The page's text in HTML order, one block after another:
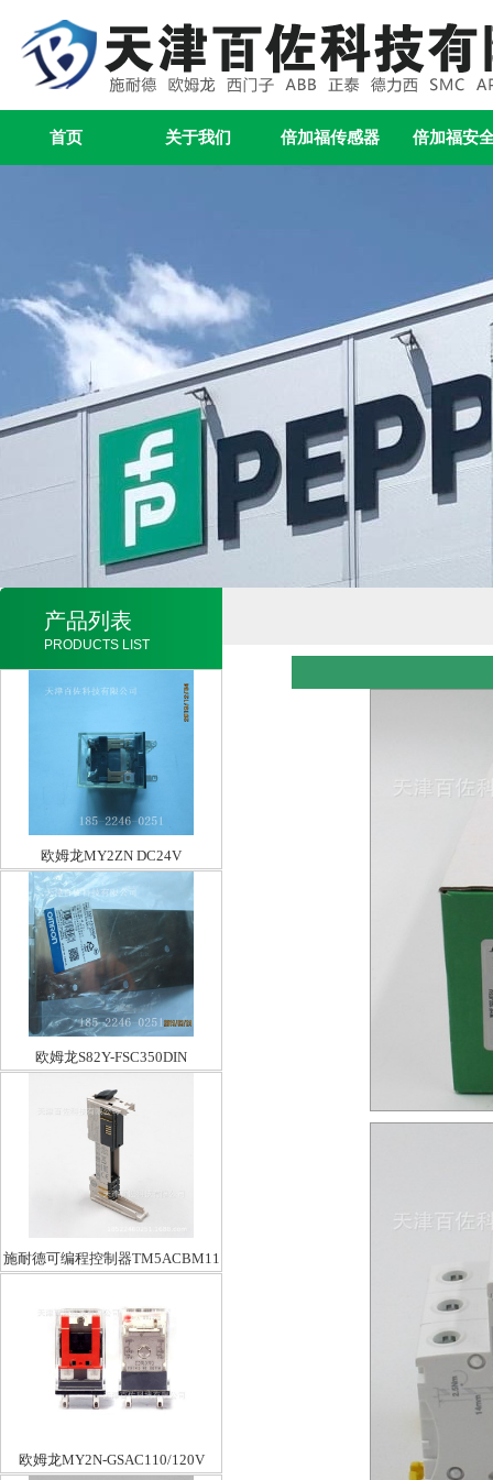
首页 关于我们 倍加福传感器 倍加福安
产品列表
PRODUCTS LIST
欧姆龙MY2ZN DC24V
欧姆龙S82Y-FSC350DIN
施耐德可编程控制器TM5ACBM11
欧姆龙MY2N-GSAC110/120V